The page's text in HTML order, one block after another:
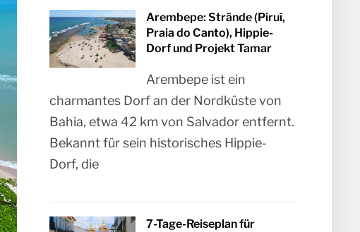
Arembepe: Strände (Piruí,
Praia do Canto), Hippie-
Dorf und Projekt Tamar
Arembepe ist ein
charmantes Dorf an der Nordküste von
Bahia, etwa 42 km von Salvador entfernt.
Bekannt für sein historisches Hippie-
Dorf, die
7-Tage-Reiseplan für